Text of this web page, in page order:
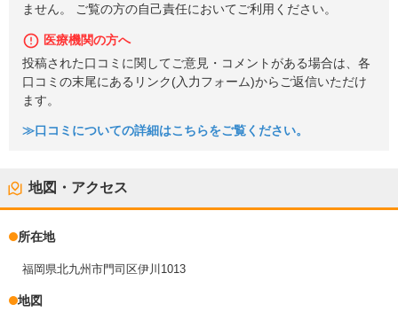
ません。 ご覧の方の自己責任においてご利用ください。
医療機関の方へ
投稿された口コミに関してご意見・コメントがある場合は、各
口コミの末尾にあるリンク(入力フォーム)からご返信いただけ
ます。
≫口コミについての詳細はこちらをご覧ください。
地図・アクセス
所在地
福岡県北九州市門司区伊川1013
地図